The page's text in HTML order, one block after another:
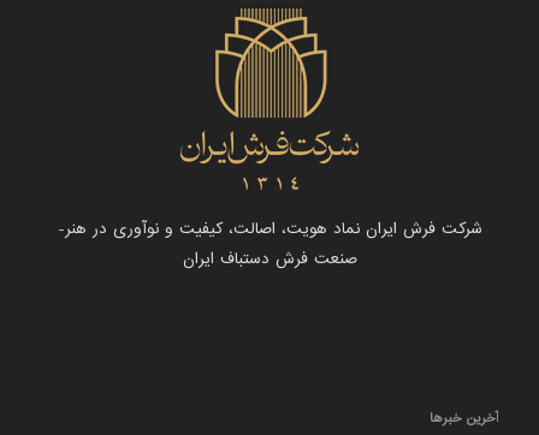
شرکت فرش ایران نماد هویت، اصالت، کیفیت و نوآوری در هنر-
صنعت فرش دستباف ایران
آخرین خبرها